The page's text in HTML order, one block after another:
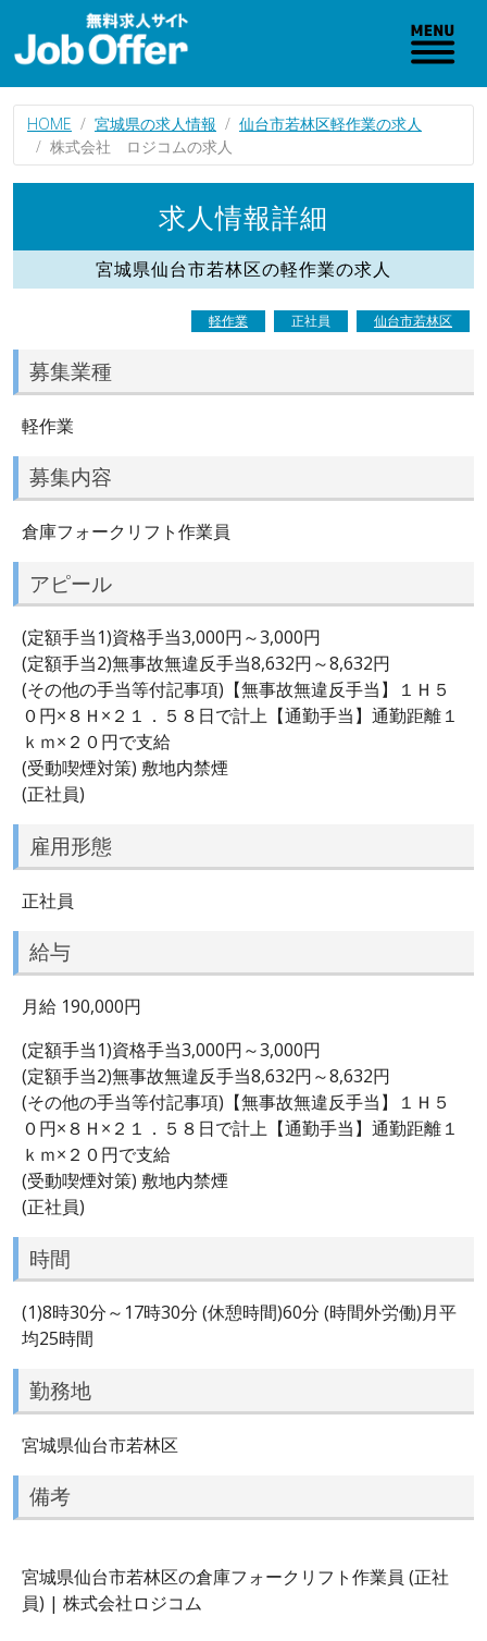
HOME 宮城県の求人情報
仙台市若林区軽作業の求人
株式会社 ロジコムの求人
求人情報詳細
宮城県仙台市若林区の軽作業の求人
軽作業 正社員 仙台市若林区
募集業種
軽作業
募集内容
倉庫フォークリフト作業員
アピール
(定額手当1)資格手当3,000円～3,000円
(定額手当2)無事故無違反手当8,632円～8,632円
(その他の手当等付記事項)【無事故無違反手当】１Ｈ５
０円×８Ｈ×２１．５８日で計上【通勤手当】通勤距離１
ｋｍ×２０円で支給
(受動喫煙対策) 敷地内禁煙
(正社員)
雇用形態
正社員
給与
月給 190,000円
(定額手当1)資格手当3,000円～3,000円
(定額手当2)無事故無違反手当8,632円～8,632円
(その他の手当等付記事項)【無事故無違反手当】１Ｈ５
０円×８Ｈ×２１．５８日で計上【通勤手当】通勤距離１
ｋｍ×２０円で支給
(受動喫煙対策) 敷地内禁煙
(正社員)
時間
(1)8時30分～17時30分 (休憩時間)60分 (時間外労働)月平
均25時間
勤務地
宮城県仙台市若林区
備考
宮城県仙台市若林区の倉庫フォークリフト作業員 (正社
員) | 株式会社ロジコム